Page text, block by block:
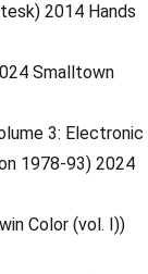
2014 Hands
Smalltown
3: Electronic
1978-93) 2024
Color (vol. I))